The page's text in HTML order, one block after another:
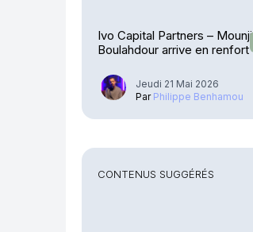
Ivo Capital Partners – Mounji
Boulahdour arrive en renfort
Jeudi 21 Mai 2026
Par Philippe Benhamou
CONTENUS SUGGÉRÉS